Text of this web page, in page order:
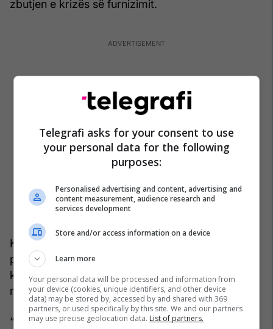
zbutjen e krizës së furnizimit.
Kaneva nga JPMorgan thotë se faktorë të tjerë
përfshijnë edhe një rënie më të madhe të
kërkesës sesa pritej, si dhe rezerva më të mëdha
nga sa janë raportuar.
“Të gjitha këto përshtatje së bashku ndihmojnë të
Telegrafi asks for your consent to use
your personal data for the following
purposes:
Personalised advertising and content, advertising and
content measurement, audience research and
services development
Store and/or access information on a device
Learn more
Your personal data will be processed and information from
your device (cookies, unique identifiers, and other device
data) may be stored by, accessed by and shared with 369
partners, or used specifically by this site. We and our partners
may use precise geolocation data. List of partners.